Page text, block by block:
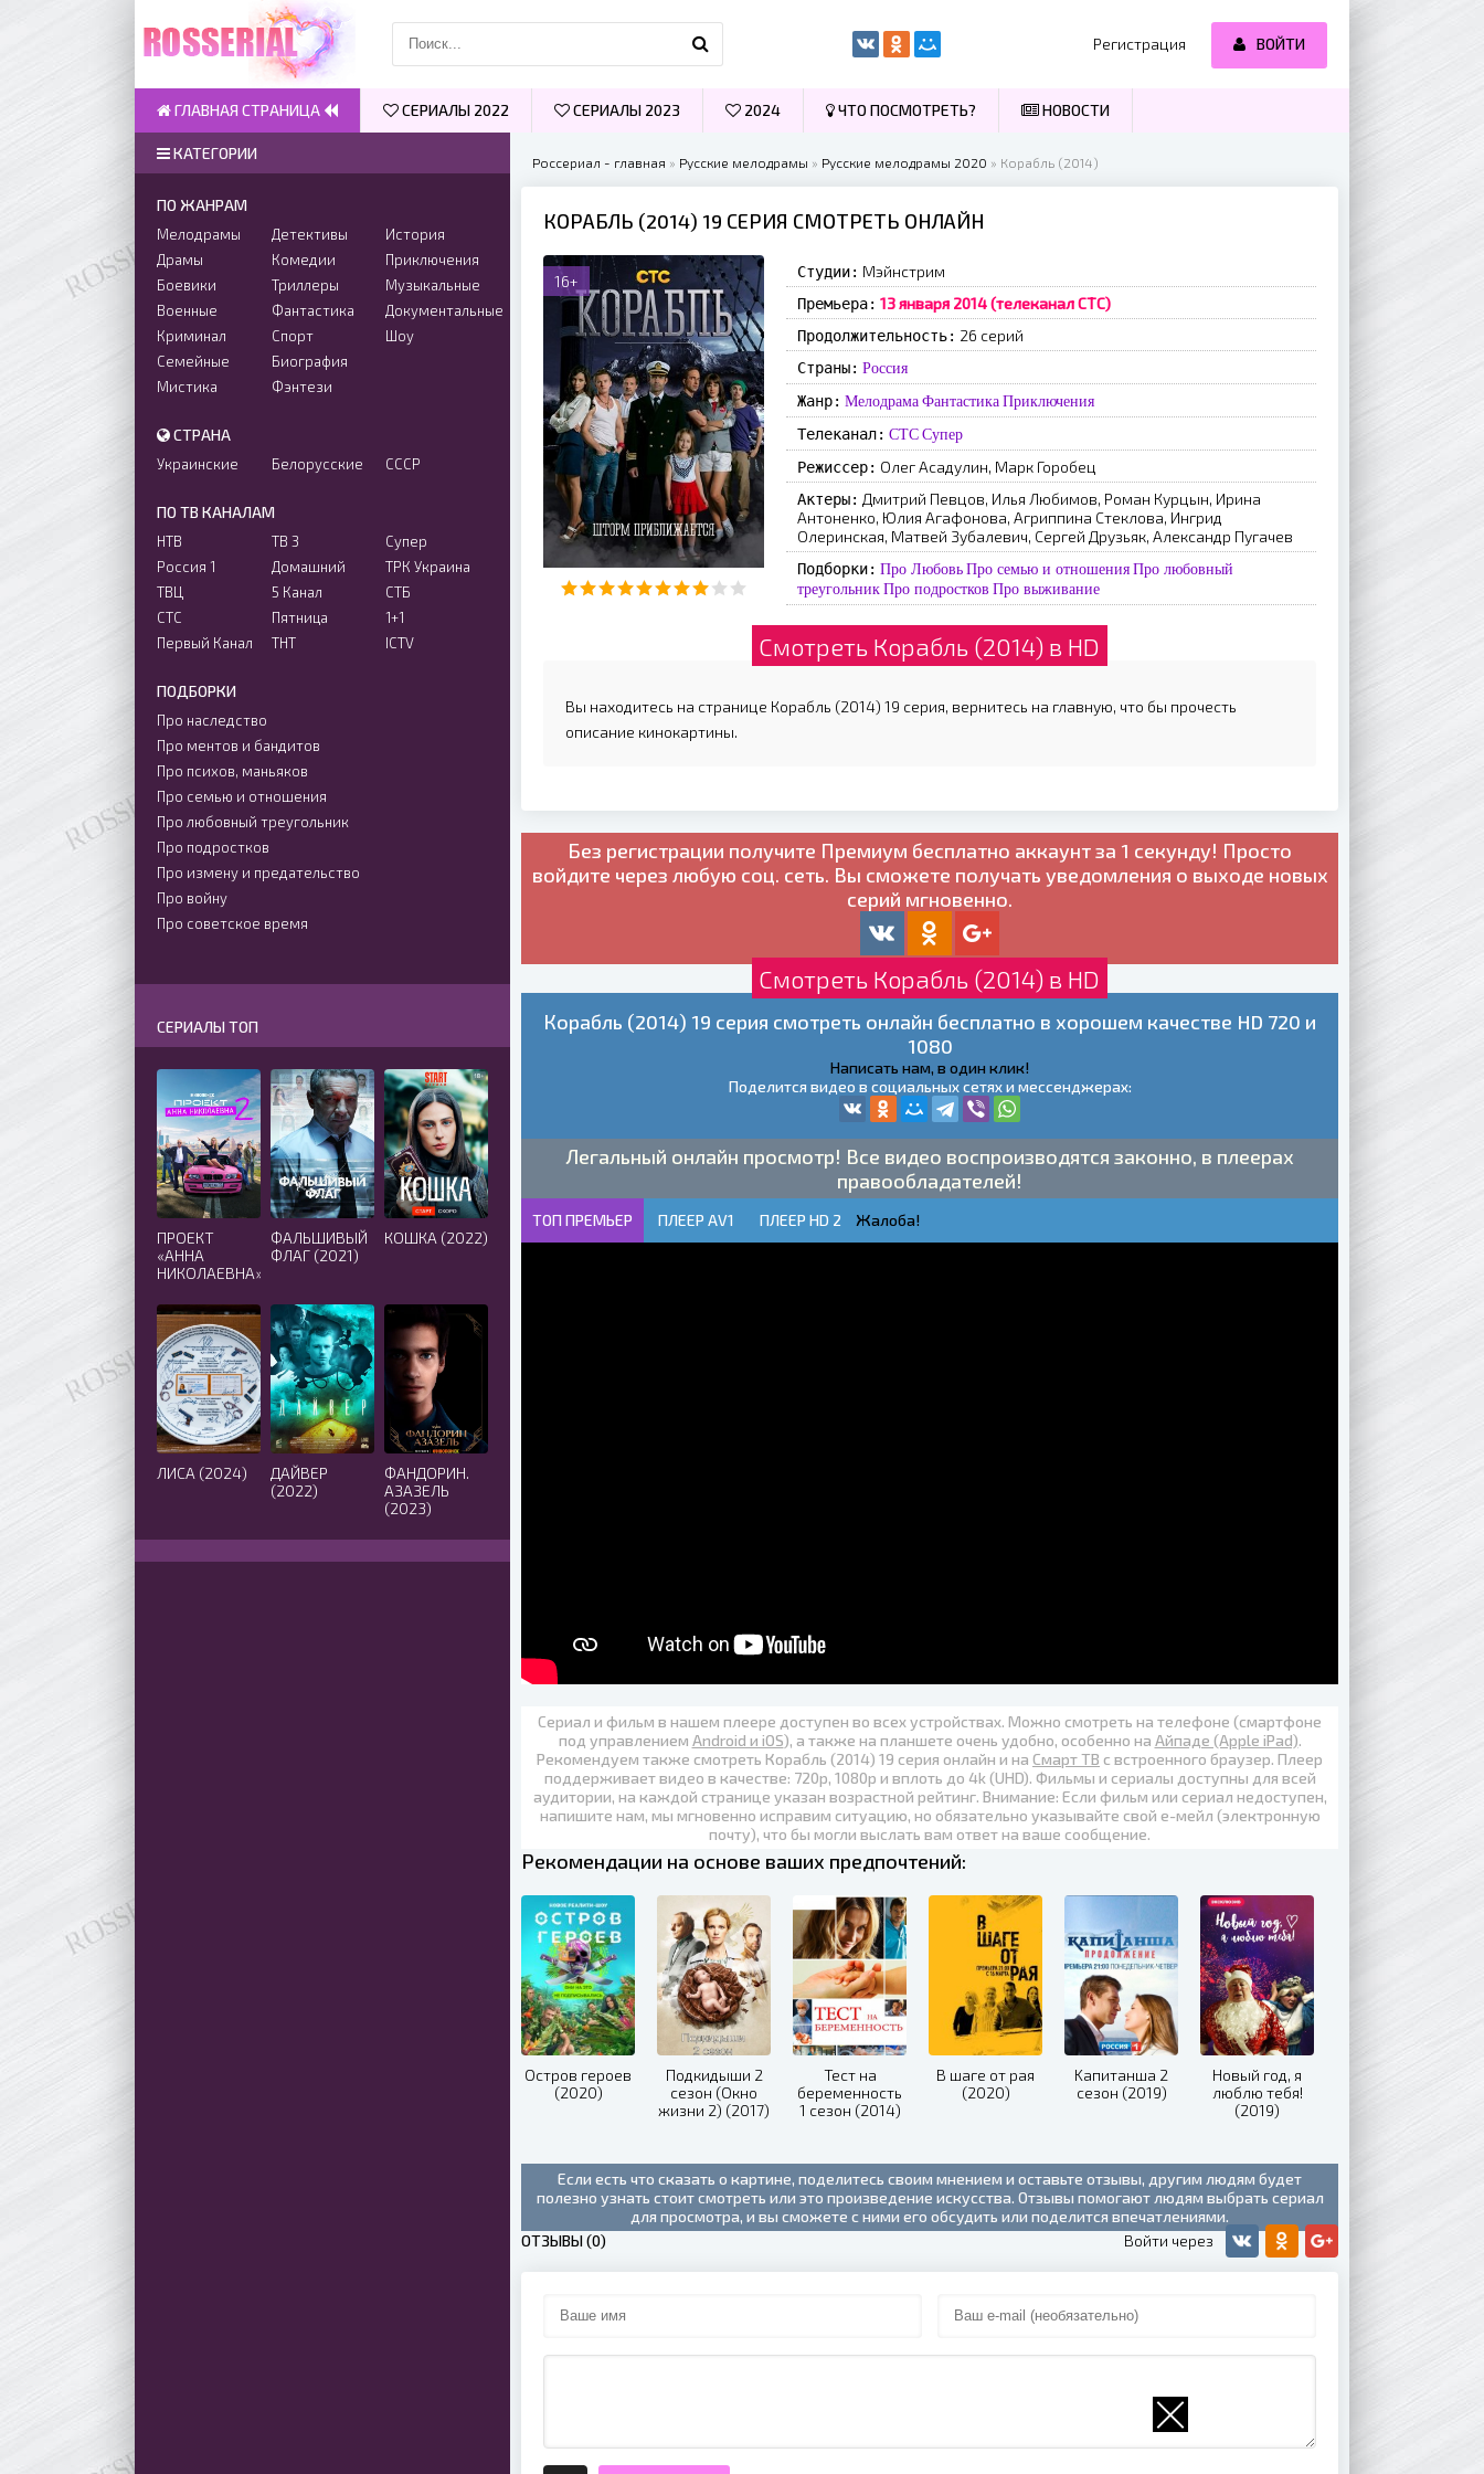
Россериал - главная » Русские мелодрамы » Русские мелодрамы 2020 » Корабль (2014)
КОРАБЛЬ (2014) 19 СЕРИЯ СМОТРЕТЬ ОНЛАЙН
16+ Студии: Мэйнстрим
Премьера: 13 января 2014 (телеканал СТС)
Продолжительность: 26 серий
Страны: Россия
Жанр: Мелодрама Фантастика Приключения
Телеканал: СТС Супер
Режиссер: Олег Асадулин, Марк Горобец
Актеры: Дмитрий Певцов, Илья Любимов, Роман Курцын, Ирина
Антоненко, Юлия Агафонова, Агриппина Стеклова, Ингрид
Олеринская, Матвей Зубалевич, Сергей Друзьяк, Александр Пугачев
Подборки: Про Любовь Про семью и отношения Про любовный
треугольник Про подростков Про выживание
Смотреть Корабль (2014) в HD
Вы находитесь на странице Корабль (2014) 19 серия, вернитесь на главную, что бы прочесть
описание кинокартины.
Без регистрации получите Премиум бесплатно аккаунт за 1 секунду! Просто
войдите через любую соц. сеть. Вы сможете получать уведомления о выходе новых
серий мгновенно.
Смотреть Корабль (2014) в HD
Корабль (2014) 19 серия смотреть онлайн бесплатно в хорошем качестве HD 720 и
1080
Написать нам, в один клик!
Поделится видео в социальных сетях и мессенджерах:
Легальный онлайн просмотр! Все видео воспроизводятся законно, в плеерах
правообладателей!
ТОП ПРЕМЬЕР ПЛЕЕР AV1 ПЛЕЕР HD 2 Жалоба!
Сериал и фильм в нашем плеере доступен во всех устройствах. Можно смотреть на телефоне (смартфоне
под управлением Android и iOS), а также на планшете очень удобно, особенно на Айпаде (Apple iPad).
Рекомендуем также смотреть Корабль (2014) 19 серия онлайн и на Смарт ТВ с встроенного браузер. Плеер
поддерживает видео в качестве: 720p, 1080p и вплоть до 4k (UHD). Фильмы и сериалы доступны для всей
аудитории, на каждой странице указан возрастной рейтинг. Внимание: Если фильм или сериал недоступен,
напишите нам, мы мгновенно исправим ситуацию, но обязательно указывайте свой е-мейл (электронную
почту), что бы могли выслать вам ответ на ваше сообщение.
Рекомендации на основе ваших предпочтений:
Остров героев
(2020)
Подкидыши 2
сезон (Окно
жизни 2) (2017)
Тест на
беременность
1 сезон (2014)
В шаге от рая
(2020)
Kaпитaншa 2
ceзoн (2019)
Новый год, я
люблю тебя!
(2019)
Если есть что сказать о картине, поделитесь своим мнением и оставьте отзывы, другим людям будет
полезно узнать стоит смотреть или это произведение искусства. Отзывы помогают людям выбрать сериал
для просмотра, и вы сможете с ними его обсудить или поделится впечатлениями.
ОТЗЫВЫ (0)
КАТЕГОРИИ
ПО ЖАНРАМ
Мелодрамы
Драмы
Боевики
Военные
Криминал
Семейные
Мистика
Детективы
Комедии
Триллеры
Фантастика
Спорт
Биография
Фэнтези
История
Приключения
Музыкальные
Документальные
Шоу
СТРАНА
Украинские Белорусские СССР
ПО ТВ КАНАЛАМ
НТВ
Россия 1
ТВЦ
СТС
Первый Канал
ТВ 3
Домашний
5 Канал
Пятница
ТНТ
Супер
ТРК Украина
СТБ
1+1
ICTV
ПОДБОРКИ
Про наследство
Про ментов и бандитов
Про психов, маньяков
Про семью и отношения
Про любовный треугольник
Про подростков
Про измену и предательство
Про войну
Про советское время
СЕРИАЛЫ ТОП
ПРОЕКТ
«АННА
НИКОЛАЕВНА»
(2021)
ФАЛЬШИВЫЙ
ФЛАГ (2021)
КОШКА (2022)
ЛИСА (2024)
ДАЙВЕР
(2022)
ФАНДОРИН.
АЗАЗЕЛЬ
(2023)
Регистрация ВОЙТИ
ГЛАВНАЯ СТРАНИЦА СЕРИАЛЫ 2022 СЕРИАЛЫ 2023 2024 ЧТО ПОСМОТРЕТЬ? НОВОСТИ